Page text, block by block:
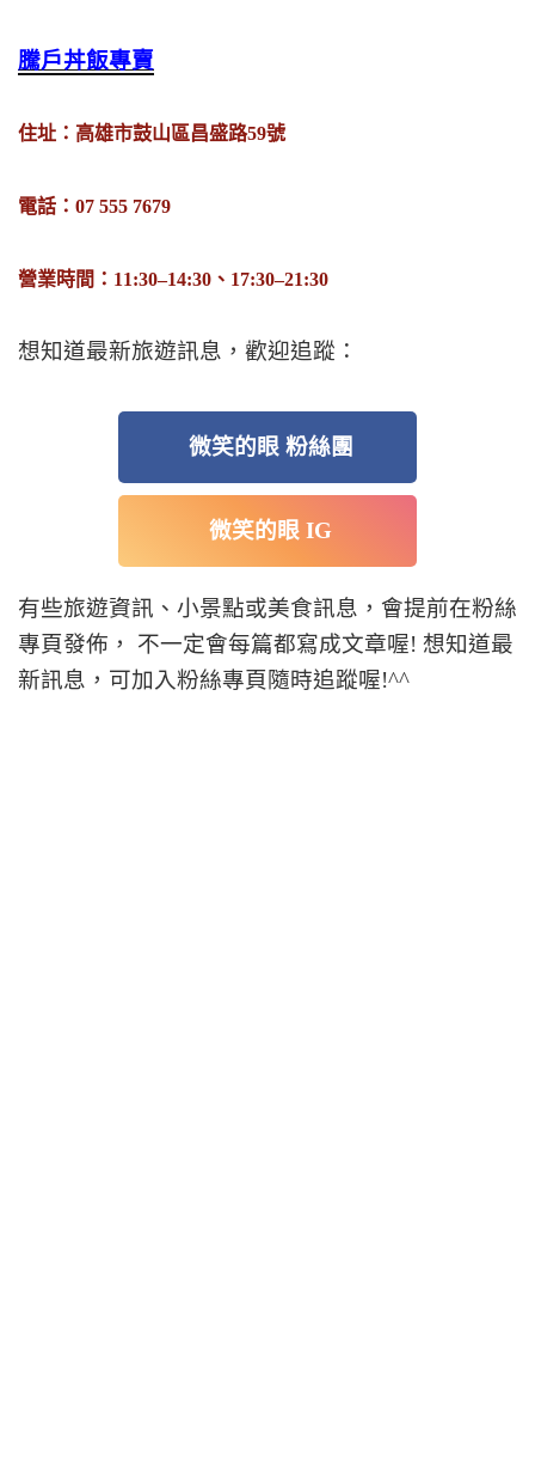
騰戶丼飯專賣
住址：高雄市鼓山區昌盛路59號
電話：07 555 7679
營業時間：11:30–14:30、17:30–21:30
想知道最新旅遊訊息，歡迎追蹤：
微笑的眼 粉絲團
微笑的眼 IG
有些旅遊資訊、小景點或美食訊息，會提前在粉絲
專頁發佈， 不一定會每篇都寫成文章喔! 想知道最
新訊息，可加入粉絲專頁隨時追蹤喔!^^